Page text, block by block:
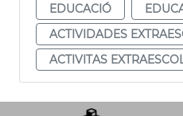
EDUCACIÓ
ACTIVIDADES
ACTIVITAS